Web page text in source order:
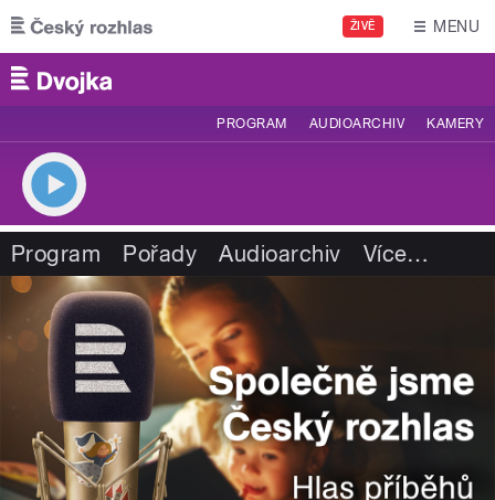
Přejít k hlavnímu obsahu
ŽIVĚ MENU
PROGRAM AUDIOARCHIV KAMERY
Program Pořady Audioarchiv Více…